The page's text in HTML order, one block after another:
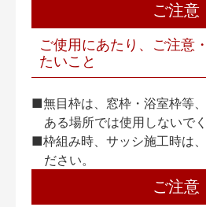
ご注意
ご使用にあたり、ご注意
たいこと
■無目枠は、窓枠・浴室枠等
ある場所では使用しないで
■枠組み時、サッシ施工時は
ださい。
ご注意